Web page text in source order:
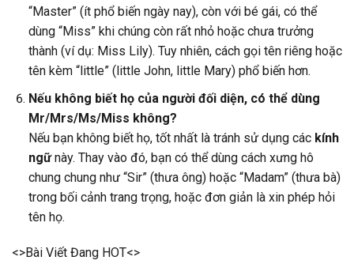
“Master” (ít phổ biến ngày nay), còn với bé gái, có thể
dùng “Miss” khi chúng còn rất nhỏ hoặc chưa trưởng
thành (ví dụ: Miss Lily). Tuy nhiên, cách gọi tên riêng hoặc
tên kèm “little” (little John, little Mary) phổ biến hơn.
Nếu không biết họ của người đối diện, có thể dùng
Mr/Mrs/Ms/Miss không?
Nếu bạn không biết họ, tốt nhất là tránh sử dụng các kính
ngữnày. Thay vào đó, bạn có thể dùng cách xưng hô
chung chung như “Sir” (thưa ông) hoặc “Madam” (thưa bà)
trong bối cảnh trang trọng, hoặc đơn giản là xin phép hỏi
tên họ.
<>Bài Viết Đang HOT<>